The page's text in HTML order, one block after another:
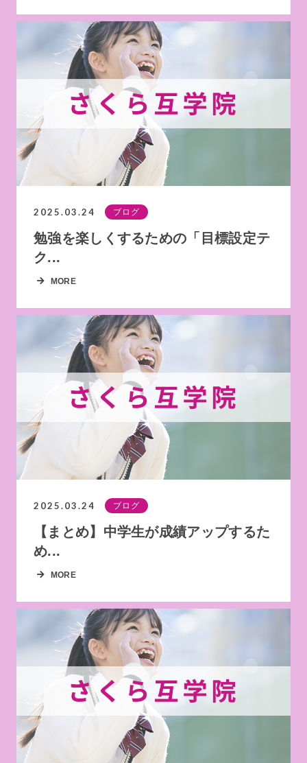
2025.03.24 ブログ
勉強を楽しくするための「目標設定テ
ク...
MORE
2025.03.24 ブログ
【まとめ】中学生が成績アップするた
め...
MORE